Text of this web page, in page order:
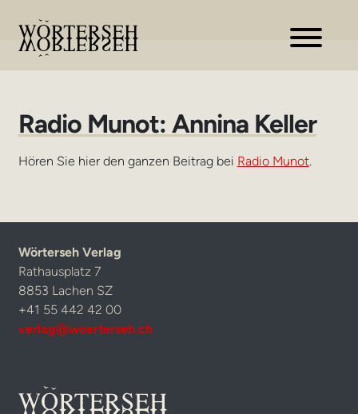
Zur
Navigation
Zum
Inhalt
Radio Munot: Annina Keller
Hören Sie hier den ganzen Beitrag bei Radio Munot.
Wörterseh Verlag
Rathausplatz 7
8853 Lachen SZ
+41 55 442 42 00
verlag@woerterseh.ch